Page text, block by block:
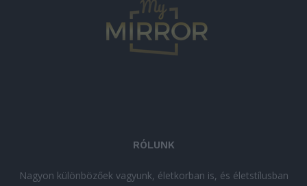
RÓLUNK
Nagyon különbözőek vagyunk, életkorban is, és életstílusban